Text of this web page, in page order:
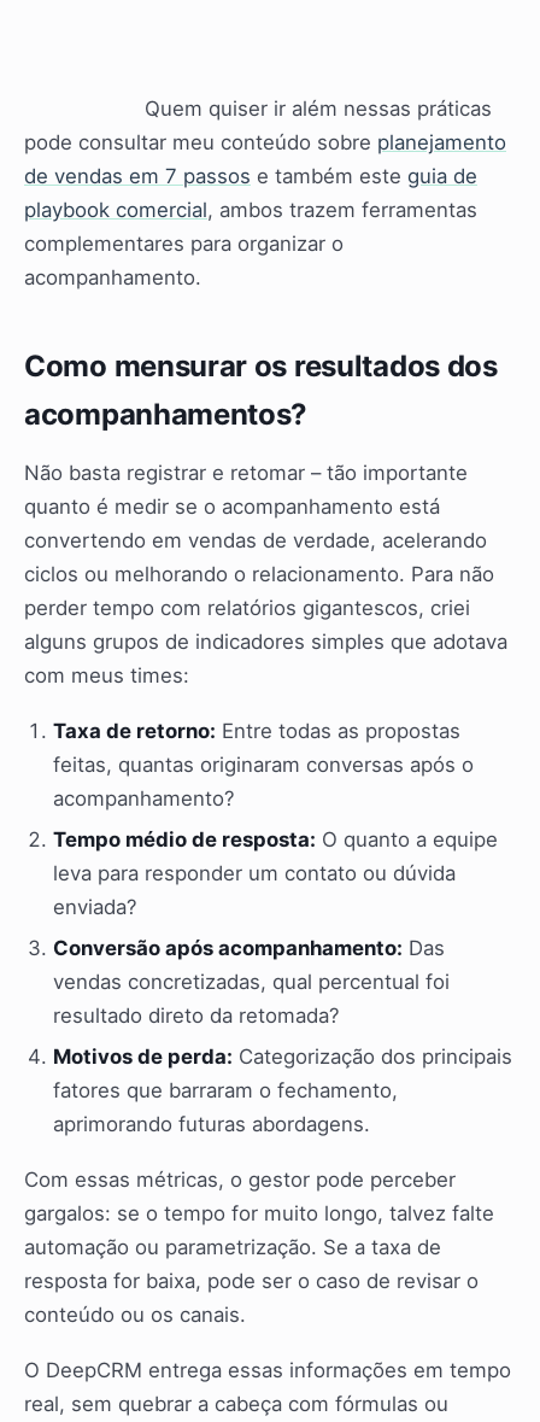
Quem quiser ir além nessas práticas
pode consultar meu conteúdo sobre planejamento
de vendas em 7 passos e também este guia de
playbook comercial, ambos trazem ferramentas
complementares para organizar o
acompanhamento.
Como mensurar os resultados dos
acompanhamentos?
Não basta registrar e retomar – tão importante
quanto é medir se o acompanhamento está
convertendo em vendas de verdade, acelerando
ciclos ou melhorando o relacionamento. Para não
perder tempo com relatórios gigantescos, criei
alguns grupos de indicadores simples que adotava
com meus times:
Taxa de retorno: Entre todas as propostas
feitas, quantas originaram conversas após o
acompanhamento?
Tempo médio de resposta: O quanto a equipe
leva para responder um contato ou dúvida
enviada?
Conversão após acompanhamento: Das
vendas concretizadas, qual percentual foi
resultado direto da retomada?
Motivos de perda: Categorização dos principais
fatores que barraram o fechamento,
aprimorando futuras abordagens.
Com essas métricas, o gestor pode perceber
gargalos: se o tempo for muito longo, talvez falte
automação ou parametrização. Se a taxa de
resposta for baixa, pode ser o caso de revisar o
conteúdo ou os canais.
O DeepCRM entrega essas informações em tempo
real, sem quebrar a cabeça com fórmulas ou